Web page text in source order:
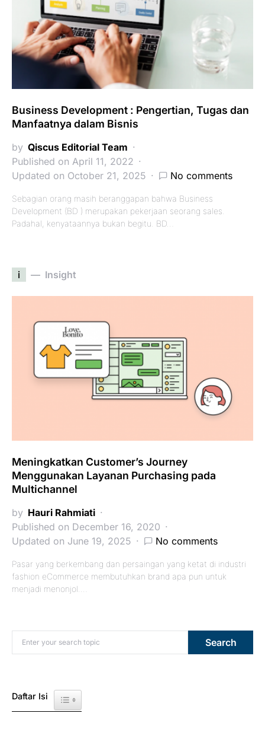
Business Development : Pengertian, Tugas dan
Manfaatnya dalam Bisnis
by Qiscus Editorial Team
Published on April 11, 2022
Updated on October 21, 2025
No comments
Sebagian orang masih beranggapan bahwa Business
Development (BD ) merupakan pekerjaan seorang sales.
Padahal, kenyataannya bukan begitu. BD…
i Insight
Meningkatkan Customer’s Journey
Menggunakan Layanan Purchasing pada
Multichannel
by Hauri Rahmiati
Published on December 16, 2020
Updated on June 19, 2025
No comments
Pasar yang berkembang dan persaingan yang ketat di industri
fashion eCommerce membutuhkan brand apa pun untuk
menjadi menonjol.…
Search for: Search
Daftar Isi Toggle Table of Content